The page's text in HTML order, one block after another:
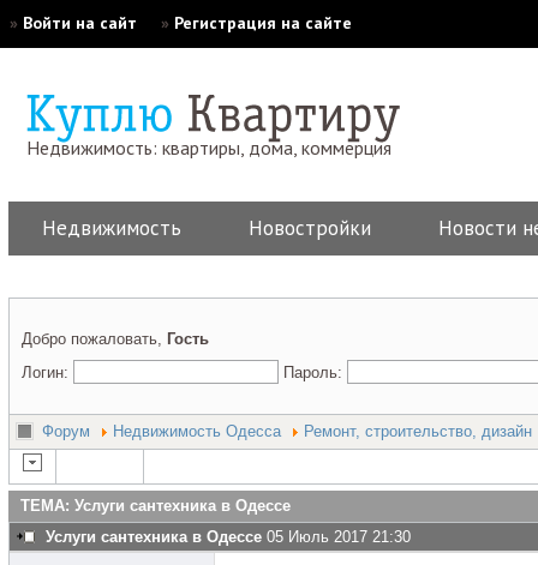
» Войти на сайт » Регистрация на сайте
Недвижимость: квартиры, дома, коммерция
Недвижимость Новостройки Новости
Добро пожаловать, Гость
Логин:
Пароль:
Форум Недвижимость Одесса Ремонт, строительство, дизайн
ТЕМА: Услуги сантехника в Одессе
Услуги сантехника в Одессе 05 Июль 2017 21:30